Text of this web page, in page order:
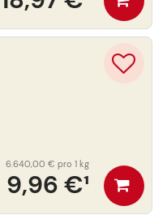
9,96 €¹
6.640,00 € pro 1 kg